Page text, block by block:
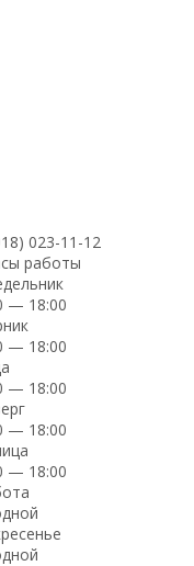
023-11-12
работы
— 18:00
— 18:00
— 18:00
— 18:00
— 18:00